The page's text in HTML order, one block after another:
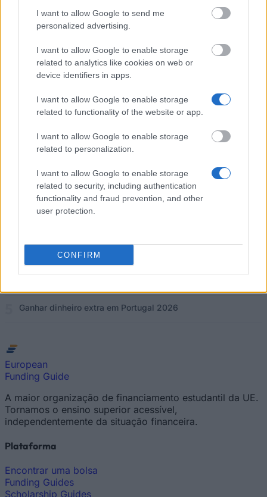
I want to allow Google to send me
personalized advertising.
I want to allow Google to enable storage
related to analytics like cookies on web or
device identifiers in apps.
I want to allow Google to enable storage
related to functionality of the website or app.
I want to allow Google to enable storage
related to personalization.
I want to allow Google to enable storage
related to security, including authentication
functionality and fraud prevention, and other
user protection.
CONFIRM
Voissy Portugal 2026: como funciona, pagamentos e a nossa
Apps para ganhar dinheiro em Portugal 2026 — 3 testadas que
pagam mesmo
Popular Articles
(separador ativo)
Commented
Ganhar dinheiro online em Portugal: 14 métodos testados em
2026
Trabalho em casa Portugal 2026: 16 formas reais de ganhar
dinheiro a partir de casa
que pagam mesmo
Ganhar dinheiro com jogos em Portugal 2026: 18 apps
Ganhar dinheiro extra em Portugal 2026
European
Funding Guide
A maior organização de financiamento estudantil da UE.
Tornamos o ensino superior acessível,
independentemente da situação financeira.
Plataforma
Encontrar uma bolsa
Funding Guides
Scholarship Guides